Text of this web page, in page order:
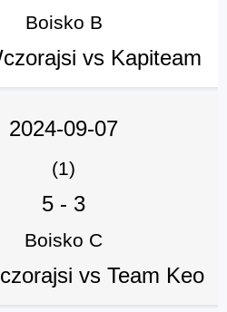
Boisko B
vs Kapiteam
2024-09-07
(1)
5 - 3
Boisko C
vs Team Keo